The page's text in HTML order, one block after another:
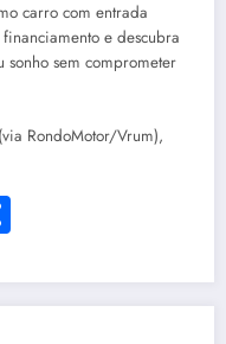
carro com entrada
e descubra
sonho sem comprometer
RondoMotor/Vrum),